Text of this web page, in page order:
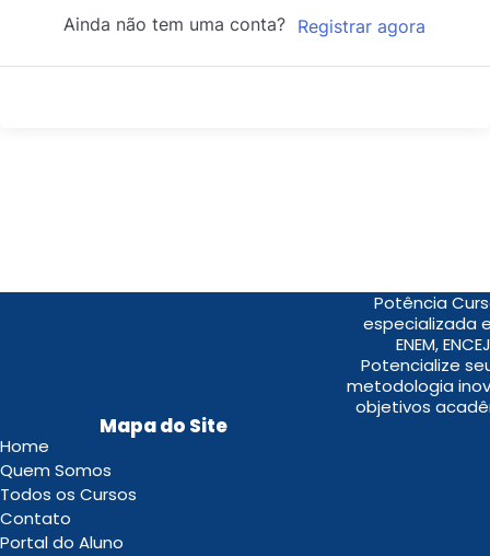
Ainda não tem uma conta? Registrar agora
Potência
especializada
ENEM,
Potencialize
metodologia
objetivos
Mapa do Site
Home
Quem Somos
Todos os Cursos
Contato
Portal do Aluno